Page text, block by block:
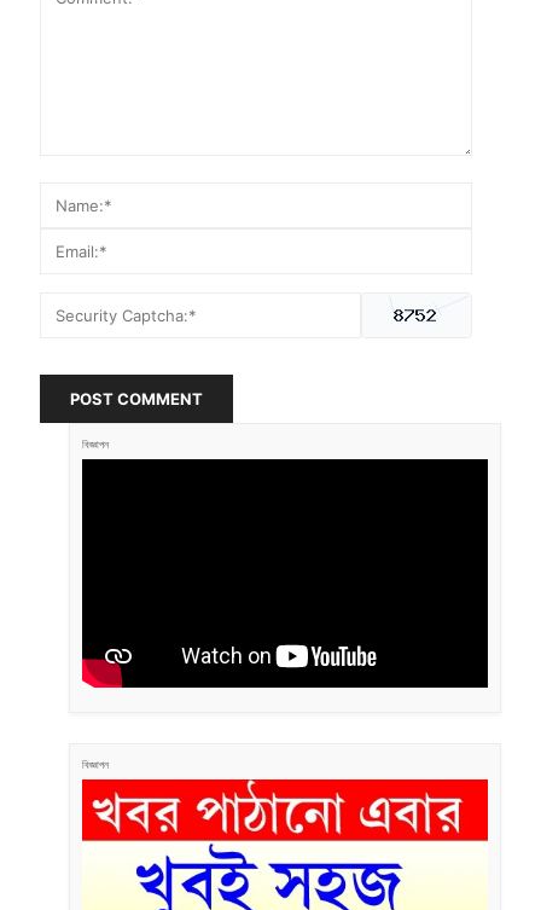
POST COMMENT
বিজ্ঞাপন
বিজ্ঞাপন